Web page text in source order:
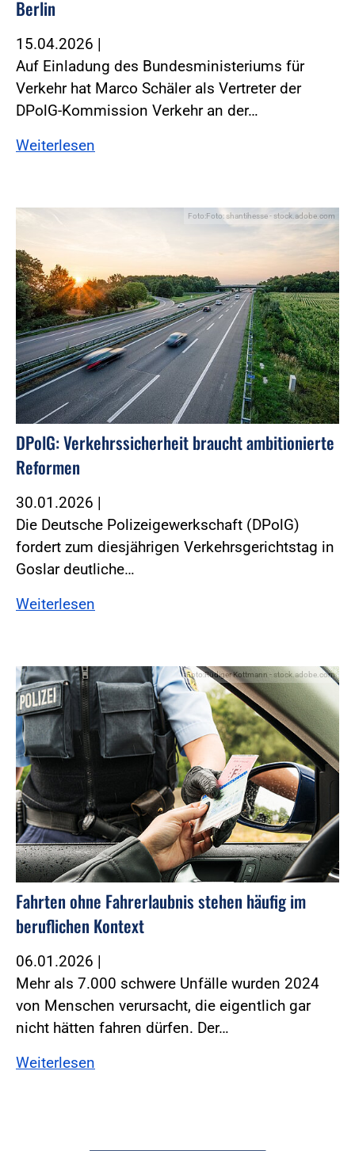
Berlin
15.04.2026 |
Auf Einladung des Bundesministeriums für
Verkehr hat Marco Schäler als Vertreter der
DPolG-Kommission Verkehr an der…
Weiterlesen
Foto:Foto: shantihesse - stock.adobe.com
DPolG: Verkehrssicherheit braucht ambitionierte
Reformen
30.01.2026 |
Die Deutsche Polizeigewerkschaft (DPolG)
fordert zum diesjährigen Verkehrsgerichtstag in
Goslar deutliche…
Weiterlesen
Foto:Rüdiger Kottmann - stock.adobe.com
Fahrten ohne Fahrerlaubnis stehen häufig im
beruflichen Kontext
06.01.2026 |
Mehr als 7.000 schwere Unfälle wurden 2024
von Menschen verursacht, die eigentlich gar
nicht hätten fahren dürfen. Der…
Weiterlesen